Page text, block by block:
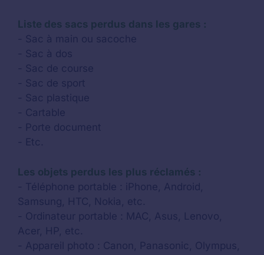
Liste des sacs perdus dans les gares :
- Sac à main ou sacoche
- Sac à dos
- Sac de course
- Sac de sport
- Sac plastique
- Cartable
- Porte document
- Etc.
Les objets perdus les plus réclamés :
- Téléphone portable : iPhone, Android,
Samsung, HTC, Nokia, etc.
- Ordinateur portable : MAC, Asus, Lenovo,
Acer, HP, etc.
- Appareil photo : Canon, Panasonic, Olympus,